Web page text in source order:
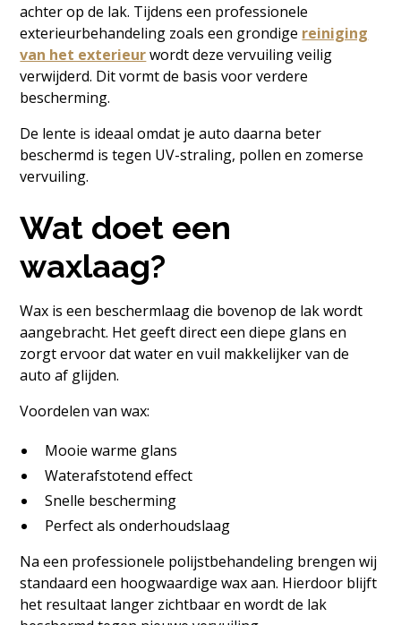
achter op de lak. Tijdens een professionele
exterieurbehandeling zoals een grondige reiniging
van het exterieurwordt deze vervuiling veilig
verwijderd. Dit vormt de basis voor verdere
bescherming.
De lente is ideaal omdat je auto daarna beter
beschermd is tegen UV-straling, pollen en zomerse
vervuiling.
Wat doet een
waxlaag?
Wax is een beschermlaag die bovenop de lak wordt
aangebracht. Het geeft direct een diepe glans en
zorgt ervoor dat water en vuil makkelijker van de
auto af glijden.
Voordelen van wax:
Mooie warme glans
Waterafstotend effect
Snelle bescherming
Perfect als onderhoudslaag
Na een professionele polijstbehandeling brengen wij
standaard een hoogwaardige wax aan. Hierdoor blijft
het resultaat langer zichtbaar en wordt de lak